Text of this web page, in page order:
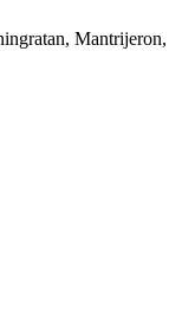
Mantrijeron,